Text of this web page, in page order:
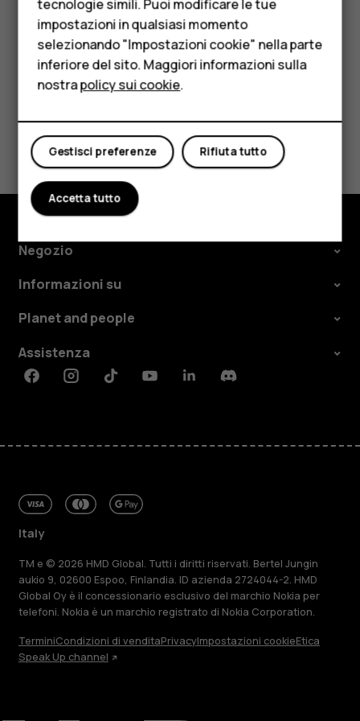
HMD Terra M
Per le imprese
Tablet
Negozio
Il mio account
SIM preferita pertoccare l'impostazione da cambiare e
selezionare la SIM.
Ti è stato d'aiuto?
Sì No
Negozio
Informazioni su
Planet and people
Assistenza
FacebookInstagramTiktokYoutubeLinkedinDiscord
Italy
TM e © 2026 HMD Global. Tutti i diritti riservati. Bertel Jungin
aukio 9, 02600 Espoo, Finlandia. ID azienda 2724044-2. HMD
Global Oy è il concessionario esclusivo del marchio Nokia per
telefoni. Nokia è un marchio registrato di Nokia Corporation.
TerminiCondizioni di venditaPrivacyImpostazioni cookieEtica
Speak Up channel
tecnologie simili. Puoi modificare le tue
impostazioni in qualsiasi momento
selezionando "Impostazioni cookie" nella parte
inferiore del sito. Maggiori informazioni sulla
nostrapolicy sui cookie.
Rifiuta tutto
Gestisci preferenze
Accetta tutto